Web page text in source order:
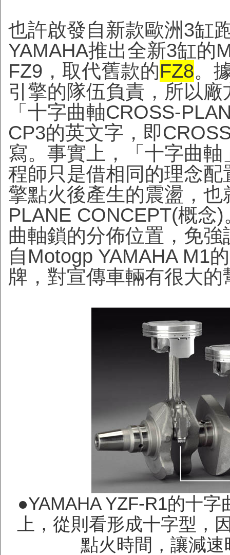
也許啟發自新款歐洲3缸
YAMAHA推出全新3缸的
FZ9，取代舊款的FZ8。
引擎的隊伍負責，所以
「十字曲軸CROSS-
CP3的英文字，即
寫。事實上，「十字曲
程師只是借相同的理念
擎點火後產生的震盪，
PLANE CONCEPT(概念
曲軸鎖的分佈位置，免
自Motogp YAMAHA M1
牌，對宣傳車輛有很大的
●YAMAHA YZF-R1的十字
上，從則看形成十字型，
點火時間，讓減